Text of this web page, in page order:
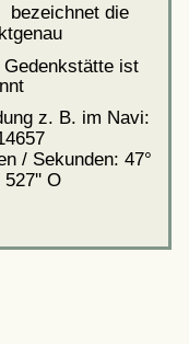
bezeichnet die
ist
z. B. im Navi:
/ Sekunden: 47°
O